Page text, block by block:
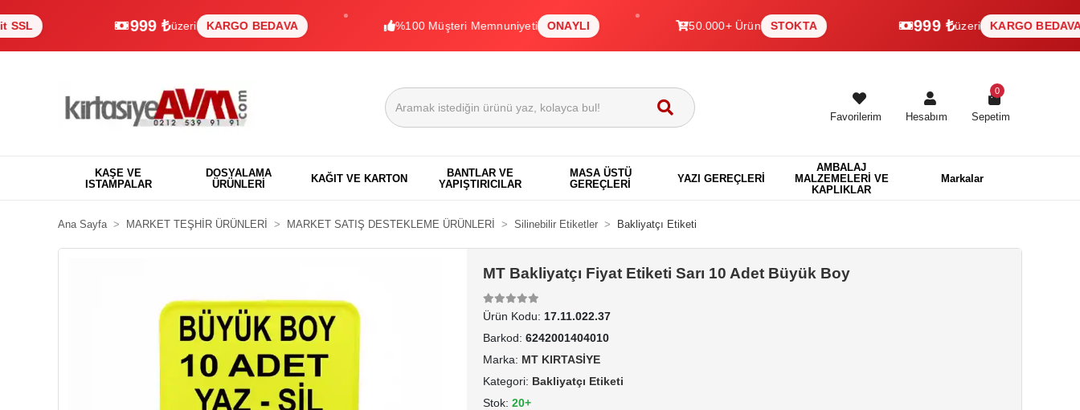
999 ₺üzeri KARGO BEDAVA %100 Müşteri Memnuniyeti ONAYLI 50.000+ Ürün STOKTA 999 ₺üzeri KARGO BEDAVA
Favorilerim Hesabım Sepetim
0
KAŞE VE
ISTAMPALAR
DOSYALAMA
ÜRÜNLERİ
KAĞIT VE KARTON
BANTLAR VE
YAPIŞTIRICILAR
MASA ÜSTÜ
GEREÇLERİ
YAZI GEREÇLERİ
AMBALAJ
MALZEMELERİ VE
KAPLIKLAR
Markalar
Ana Sayfa MARKET TEŞHİR ÜRÜNLERİ MARKET SATIŞ DESTEKLEME ÜRÜNLERİ Silinebilir Etiketler Bakliyatçı Etiketi
MT Bakliyatçı Fiyat Etiketi Sarı 10 Adet Büyük Boy
Ürün Kodu: 17.11.022.37
Barkod: 6242001404010
Marka: MT KIRTASİYE
Kategori: Bakliyatçı Etiketi
Stok: 20+